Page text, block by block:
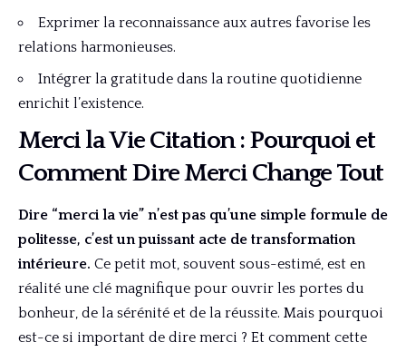
Exprimer la reconnaissance aux autres favorise les
relations harmonieuses.
Intégrer la gratitude dans la routine quotidienne
enrichit l’existence.
Merci la Vie Citation : Pourquoi et
Comment Dire Merci Change Tout
Dire “merci la vie” n’est pas qu’une simple formule de
politesse, c’est un puissant acte de transformation
intérieure. Ce petit mot, souvent sous-estimé, est en
réalité une clé magnifique pour ouvrir les portes du
bonheur, de la sérénité et de la réussite. Mais pourquoi
est-ce si important de dire merci ? Et comment cette